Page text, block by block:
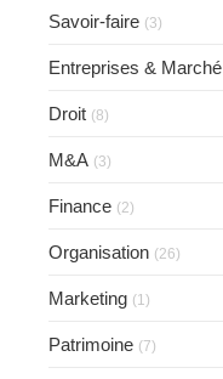
Savoir-faire (3)
Entreprises & Marché
Droit (8)
M&A (3)
Finance (2)
Organisation (26)
Marketing (1)
Patrimoine (7)